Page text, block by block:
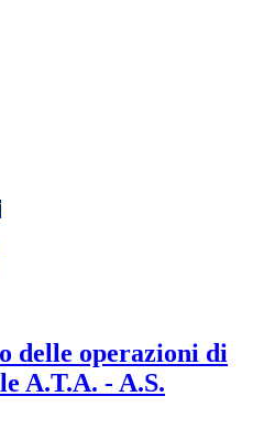
delle operazioni di
A.T.A. - A.S.